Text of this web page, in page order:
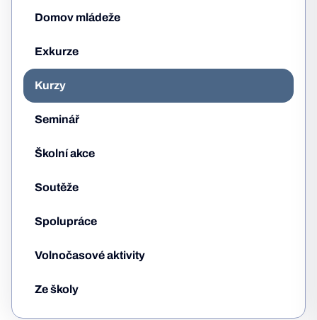
Domov mládeže
Exkurze
Kurzy
Seminář
Školní akce
Soutěže
Spolupráce
Volnočasové aktivity
Ze školy